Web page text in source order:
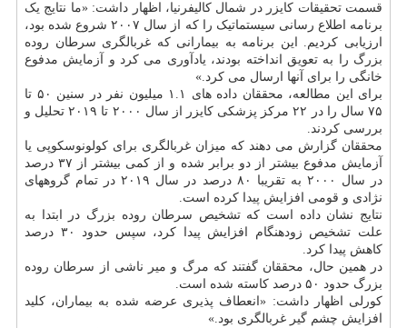
قسمت تحقیقات کایزر در شمال کالیفرنیا، اظهار داشت: «ما نتایج یک
برنامه اطلاع رسانی سیستماتیک را که از سال ۲۰۰۷ شروع شده بود،
ارزیابی کردیم. این برنامه به بیمارانی که غربالگری سرطان روده
بزرگ را به تعویق انداخته بودند، یادآوری می کرد و آزمایش مدفوع
خانگی را برای آنها ارسال می کرد.»
برای این مطالعه، محققان داده های ۱.۱ میلیون نفر در سنین ۵۰ تا
۷۵ سال را در ۲۲ مرکز پزشکی کایزر از سال ۲۰۰۰ تا ۲۰۱۹ تحلیل و
بررسی کردند.
محققان گزارش می دهند که میزان غربالگری برای کولونوسکوپی یا
آزمایش مدفوع بیشتر از دو برابر شده و از کمی بیشتر از ۳۷ درصد
در سال ۲۰۰۰ به تقریبا ۸۰ درصد در سال ۲۰۱۹ در تمام گروههای
نژادی و قومی افزایش پیدا کرده است.
نتایج نشان داده است که تشخیص سرطان روده بزرگ در ابتدا به
علت تشخیص زودهنگام افزایش پیدا کرد، سپس حدود ۳۰ درصد
کاهش پیدا کرد.
در همین حال، محققان گفتند که مرگ و میر ناشی از سرطان روده
بزرگ حدود ۵۰ درصد کاسته شده است.
کورلی اظهار داشت: «انعطاف پذیری عرضه شده به بیماران، کلید
افزایش چشم گیر غربالگری بود.»